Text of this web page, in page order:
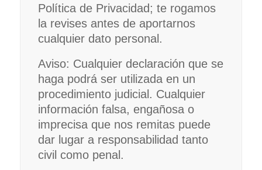
Política de Privacidad; te rogamos
la revises antes de aportarnos
cualquier dato personal.
Aviso: Cualquier declaración que se
haga podrá ser utilizada en un
procedimiento judicial. Cualquier
información falsa, engañosa o
imprecisa que nos remitas puede
dar lugar a responsabilidad tanto
civil como penal.